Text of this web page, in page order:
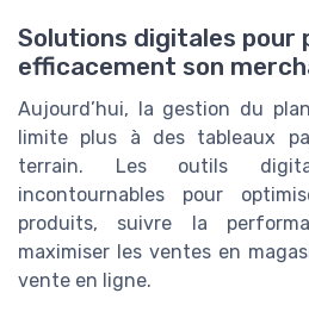
Solutions digitales pour
efficacement son
Aujourd’hui, la gestion du
limite plus à des tableaux
terrain. Les outils
incontournables pour
produits, suivre la
maximiser les ventes en
vente en ligne.